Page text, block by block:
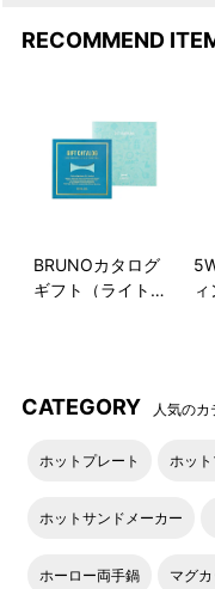
RECOMMEND
BRUNOカタログ
ギフト（ライトブ
CATEGORY 人気のカ
ホットプレート ホッ
ホットサンドメーカー
ホーロー両手鍋 マグ